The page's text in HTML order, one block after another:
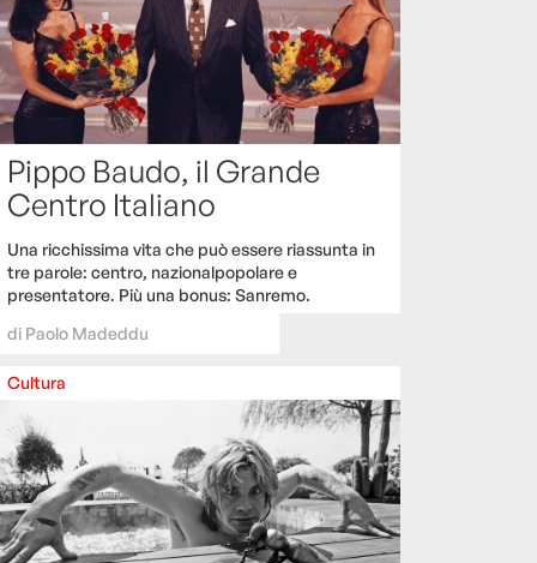
Pippo Baudo, il Grande
Centro Italiano
Una ricchissima vita che può essere riassunta in
tre parole: centro, nazionalpopolare e
presentatore. Più una bonus: Sanremo.
di Paolo Madeddu
Cultura